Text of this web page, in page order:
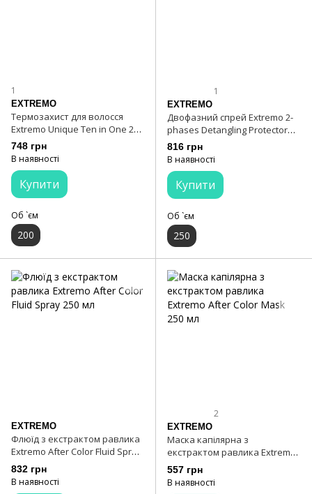
1
EXTREMO
Термозахист для волосся
Extremo Unique Ten in One 200
мл
748 грн
В наявності
Купити
Об `єм
200
1
EXTREMO
Двофазний спрей Extremo 2-
phases Detangling Protector
250 мл
816 грн
В наявності
Купити
Об `єм
250
EXTREMO
Флюїд з екстрактом равлика
Extremo After Color Fluid Spray
250 мл
832 грн
В наявності
2
EXTREMO
Маска капілярна з
екстрактом равлика Extremo
After Color Mask 250 мл
557 грн
В наявності